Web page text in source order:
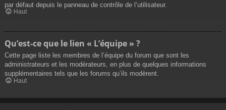
par défaut depuis le panneau de contrôle de l’utilisateur.
Haut
Qu’est-ce que le lien « L’équipe » ?
Cette page liste les membres de l’équipe du forum que sont les
administrateurs et les modérateurs, en plus de quelques informations
supplémentaires tels que les forums qu’ils modèrent.
Haut